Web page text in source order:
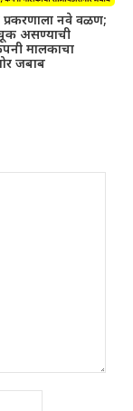
नवे वळण;
असण्याची
मालकाचा
जबाब